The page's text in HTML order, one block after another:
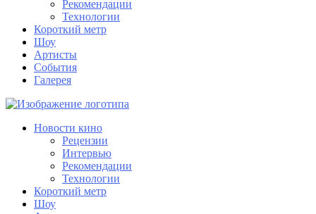
Рекомендации
Технологии
Короткий метр
Шоу
Артисты
События
Галерея
Новости кино
Рецензии
Интервью
Рекомендации
Технологии
Короткий метр
Шоу